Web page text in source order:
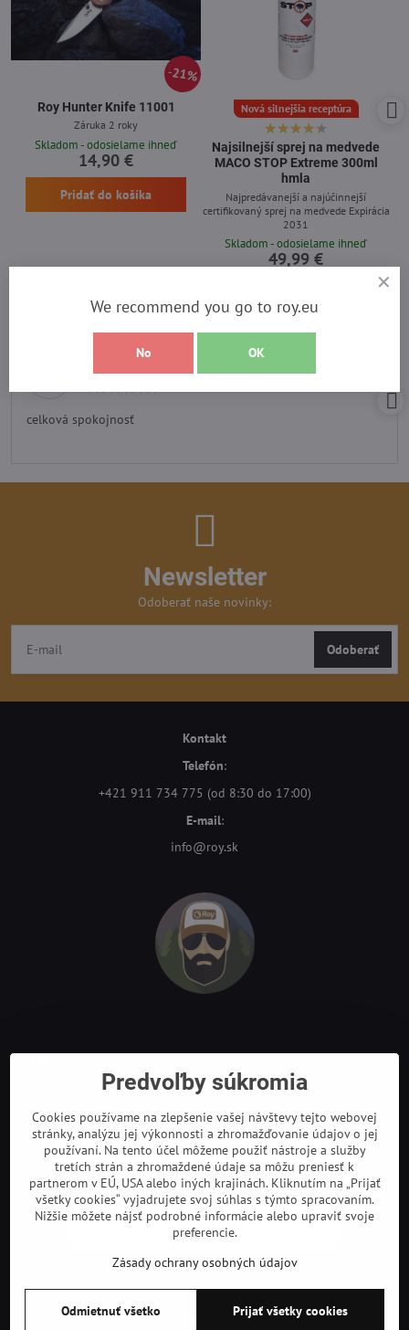
21%
Roy Hunter Knife 11001
Záruka 2 roky
Skladom - odosielame ihneď
14,90 €
Pridať do košíka
Nová silnejšia receptúra
Najsilnejší sprej na medvede
MACO STOP Extreme 300ml
hmla
Najpredávanejší a najúčinnejší
certifikovaný sprej na medvede Expirácia
2031
Skladom - odosielame ihneď
49,99 €
celková spokojnosť
Newsletter
Odoberať naše novinky:
Odoberať
Kontakt
Telefón:
+421 911 734 775 (od 8:30 do 17:00)
E-mail:
info@roy.sk
©2026Copyright
Predvoľby súkromia
Zásady ochrany osobných údajov
Predvoľby súkromia
Cookies používame na zlepšenie vašej návštevy tejto webovej
stránky, analýzu jej výkonnosti a zhromažďovanie údajov o jej
používaní. Na tento účel môžeme použiť nástroje a služby
tretích strán a zhromaždené údaje sa môžu preniesť k
partnerom v EÚ, USA alebo iných krajinách. Kliknutím na „Prijať
všetky cookies“ vyjadrujete svoj súhlas s týmto spracovaním.
Nižšie môžete nájsť podrobné informácie alebo upraviť svoje
preferencie.
Zásady ochrany osobných údajov
Prijať všetky cookies
Odmietnuť všetko
We recommend you go to roy.eu
No OK